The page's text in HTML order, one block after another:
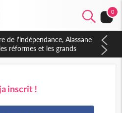
0
de l'indépendance, Alassane
réformes et les grands
plus forte et plus prospère
inscrit !